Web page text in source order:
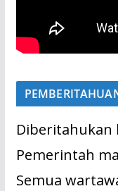
Diberitahukan
Pemerintah
Semua